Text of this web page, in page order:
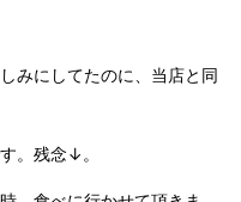
みにしてたのに、当店と同
。残念↓。